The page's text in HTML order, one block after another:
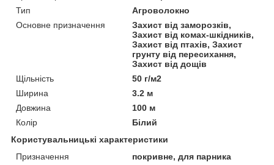
Тип
Агроволокно
Основне призначення
Захист від заморозків,
Захист від комах-шкідників,
Захист від птахів, Захист
грунту від пересихання,
Захист від дощів
Щільність
50 г/м2
Ширина
3.2 м
Довжина
100 м
Колір
Білий
Користувальницькі характеристики
Призначення
покривне, для парника